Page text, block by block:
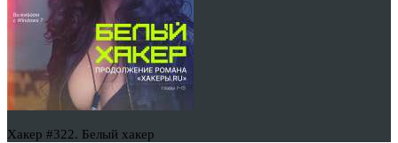
Хакер #322. Белый хакер